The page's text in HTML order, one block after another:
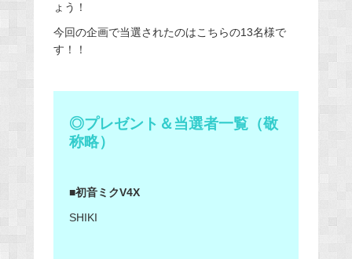
ょう！
今回の企画で当選されたのはこちらの13名様で
す！！
◎プレゼント＆当選者一覧（敬
称略）
■初音ミクV4X
SHIKI